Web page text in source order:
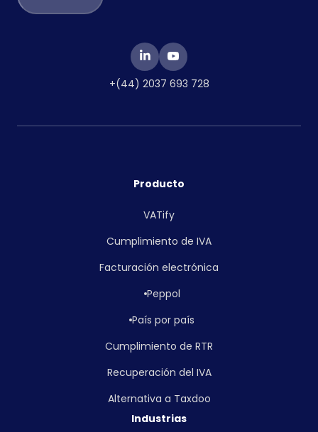
+(44) 2037 693 728
Producto
VATify
Cumplimiento de IVA
Facturación electrónica
Peppol
País por país
Cumplimiento de RTR
Recuperación del IVA
Alternativa a Taxdoo
Industrias